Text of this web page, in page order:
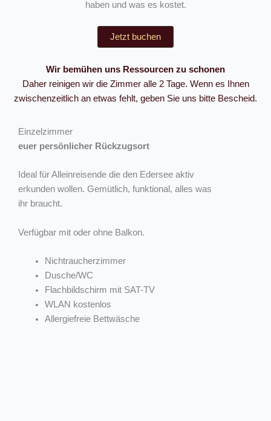
haben und was es kostet.
Jetzt buchen
Wir bemühen uns Ressourcen zu schonen
Daher reinigen wir die Zimmer alle 2 Tage. Wenn es Ihnen
zwischenzeitlich an etwas fehlt, geben Sie uns bitte Bescheid.
Einzelzimmer
euer persönlicher Rückzugsort
Ideal für Alleinreisende die den Edersee aktiv
erkunden wollen. Gemütlich, funktional, alles was
ihr braucht.
Verfügbar mit oder ohne Balkon.
Nichtraucherzimmer
Dusche/WC
Flachbildschirm mit SAT-TV
WLAN kostenlos
Allergiefreie Bettwäsche